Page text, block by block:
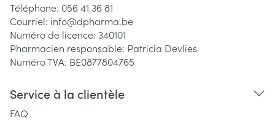
Téléphone: 056 41 36 81
Courriel: info@dpharma.be
Numéro de licence: 340101
Pharmacien responsable: Patricia Devlies
Numéro TVA: BE0877804765
Service à la clientèle
FAQ